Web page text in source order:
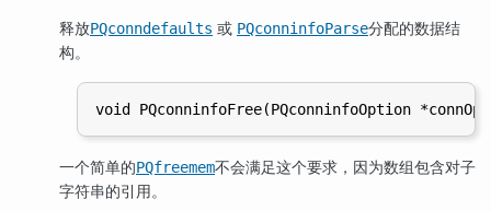
释放PQconndefaults 或 PQconninfoParse分配的数据结
构。
一个简单的PQfreemem不会满足这个要求，因为数组包含对子
字符串的引用。